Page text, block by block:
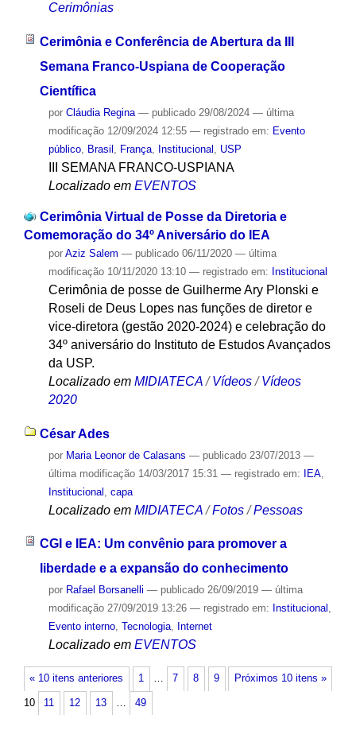
Cerimônias
Cerimônia e Conferência de Abertura da III
Semana Franco-Uspiana de Cooperação
Científica
por Cláudia Regina — publicado29/08/2024 — última
modificação12/09/2024 12:55 — registrado em: Evento
público, Brasil , França, Institucional , USP
III SEMANA FRANCO-USPIANA
Localizado em EVENTOS
Cerimônia Virtual de Posse da Diretoria e
Comemoração do 34º Aniversário do IEA
por Aziz Salem — publicado06/11/2020 — última
modificação10/11/2020 13:10 — registrado em: Institucional
Cerimônia de posse de Guilherme Ary Plonski e
Roseli de Deus Lopes nas funções de diretor e
vice-diretora (gestão 2020-2024) e celebração do
34º aniversário do Instituto de Estudos Avançados
da USP.
Localizado em MIDIATECA /Vídeos /Vídeos
2020
César Ades
por Maria Leonor de Calasans — publicado23/07/2013 —
última modificação14/03/2017 15:31 — registrado em: IEA,
Institucional capa
Localizado em MIDIATECA /Fotos /Pessoas
CGI e IEA: Um convênio para promover a
liberdade e a expansão do conhecimento
por Rafael Borsanelli — publicado26/09/2019 — última
modificação27/09/2019 13:26 — registrado em: Institucional ,
Evento interno, Tecnologia, Internet
Localizado em EVENTOS
« 10 itens anteriores Próximos 10 itens »
1 … 7 8 9
10 11 12 13 … 49